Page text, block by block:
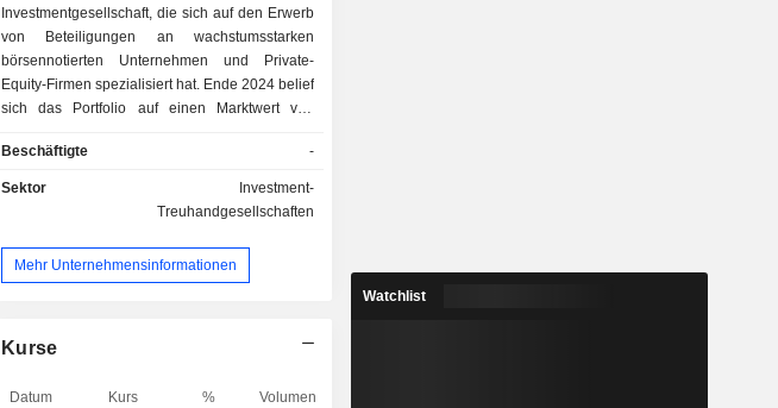
Investmentgesellschaft, die sich auf den Erwerb
von Beteiligungen an wachstumsstarken
börsennotierten Unternehmen und Private-
Equity-Firmen spezialisiert hat. Ende 2024 belief
sich das Portfolio auf einen Marktwert von
Beschäftigte
-
Sektor
Investment-
Treuhandgesellschaften
Mehr Unternehmensinformationen
Kurse
Datum Kurs % Volumen
Watchlist